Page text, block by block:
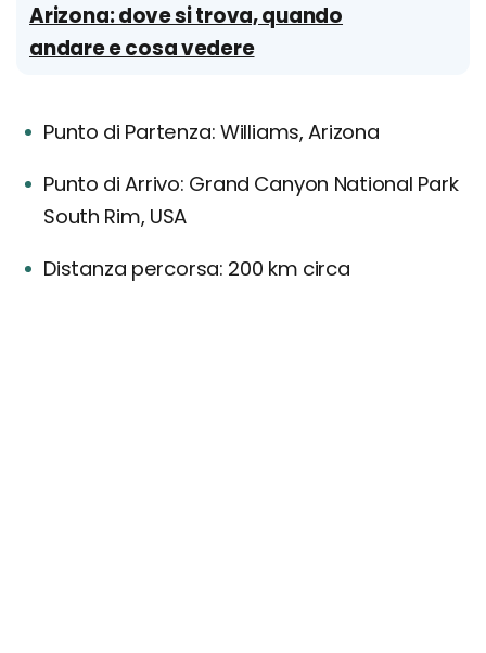
Arizona: dove si trova, quando
andare e cosa vedere
Punto di Partenza: Williams, Arizona
Punto di Arrivo: Grand Canyon National Park
South Rim, USA
Distanza percorsa: 200 km circa